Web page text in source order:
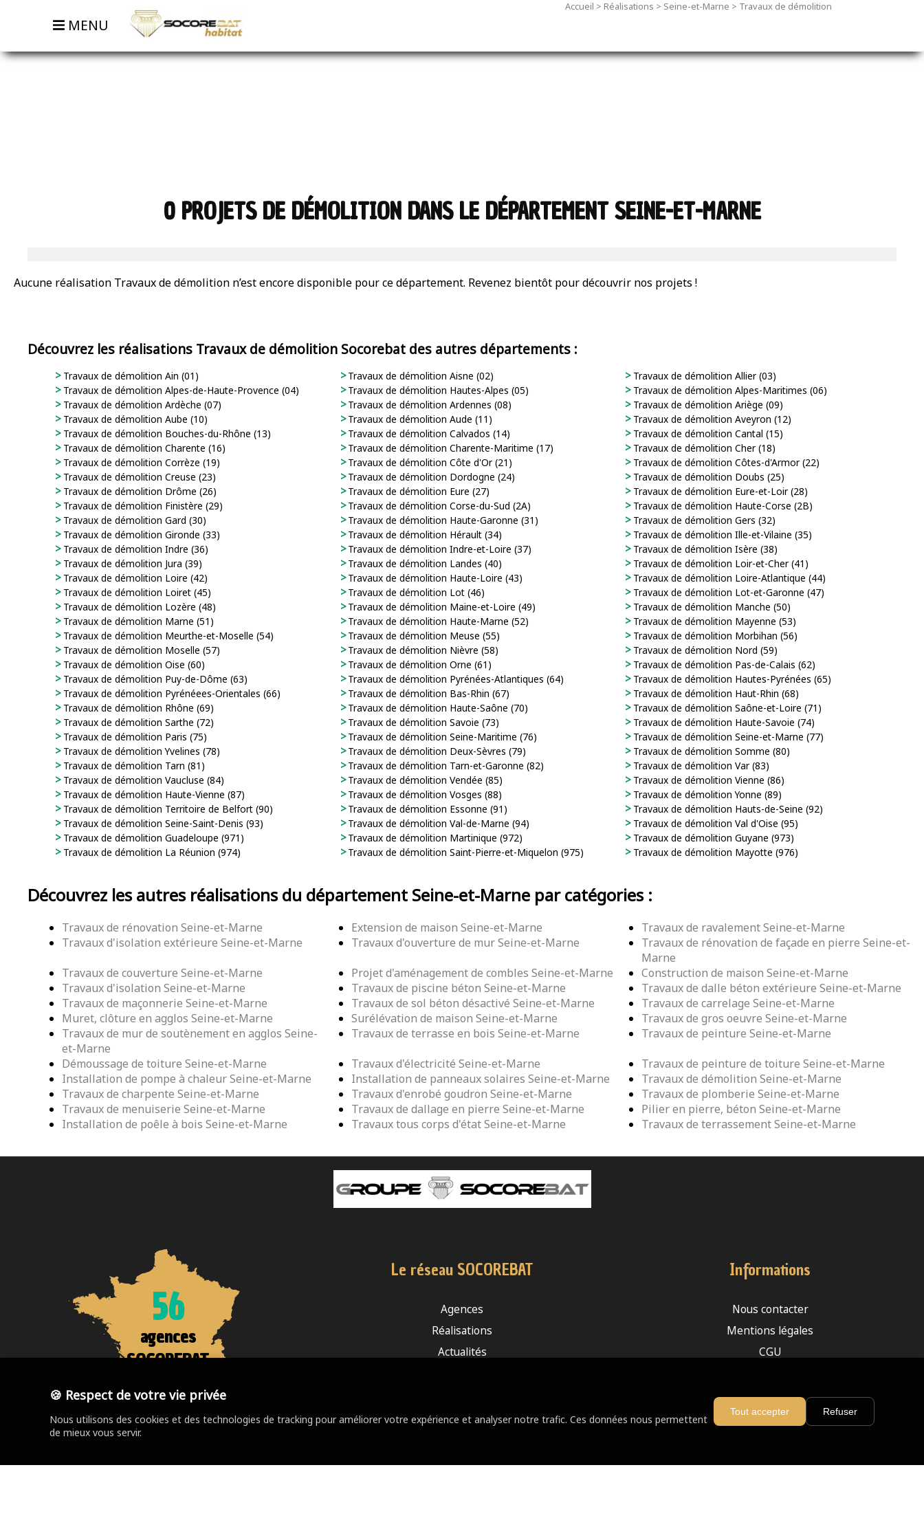
🍪 Respect de votre vie privée
Nous utilisons des cookies et des technologies de tracking pour améliorer votre expérience et analyser notre trafic. Ces données nous permettent
de mieux vous servir.
Tout accepter Refuser
MENU
Accueil > Réalisations > Seine-et-Marne > Travaux de démolition
0 PROJETS DE DÉMOLITION DANS LE DÉPARTEMENT SEINE-ET-MARNE
Aucune réalisation Travaux de démolition n’est encore disponible pour ce département. Revenez bientôt pour découvrir nos projets !
Découvrez les réalisations Travaux de démolition Socorebat des autres départements :
Travaux de démolition Ain (01) Travaux de démolition Aisne (02)
Travaux de démolition Allier (03)
Travaux de démolition Alpes-de-Haute-Provence (04)
Travaux de démolition Hautes-Alpes (05)
Travaux de démolition Alpes-Maritimes (06)
Travaux de démolition Ardèche (07)
Travaux de démolition Ardennes (08)
Travaux de démolition Ariège (09)
Travaux de démolition Aube (10)
Travaux de démolition Aude (11)
Travaux de démolition Aveyron (12)
Travaux de démolition Bouches-du-Rhône (13)
Travaux de démolition Calvados (14)
Travaux de démolition Cantal (15)
Travaux de démolition Charente (16)
Travaux de démolition Charente-Maritime (17)
Travaux de démolition Cher (18)
Travaux de démolition Corrèze (19)
Travaux de démolition Côte d'Or (21)
Travaux de démolition Côtes-d'Armor (22)
Travaux de démolition Creuse (23)
Travaux de démolition Dordogne (24)
Travaux de démolition Doubs (25)
Travaux de démolition Drôme (26)
Travaux de démolition Eure (27)
Travaux de démolition Eure-et-Loir (28)
Travaux de démolition Finistère (29)
Travaux de démolition Corse-du-Sud (2A)
Travaux de démolition Haute-Corse (2B)
Travaux de démolition Gard (30)
Travaux de démolition Haute-Garonne (31)
Travaux de démolition Gers (32)
Travaux de démolition Gironde (33)
Travaux de démolition Hérault (34)
Travaux de démolition Ille-et-Vilaine (35)
Travaux de démolition Indre (36)
Travaux de démolition Indre-et-Loire (37)
Travaux de démolition Isère (38)
Travaux de démolition Jura (39)
Travaux de démolition Landes (40)
Travaux de démolition Loir-et-Cher (41)
Travaux de démolition Loire (42)
Travaux de démolition Haute-Loire (43)
Travaux de démolition Loire-Atlantique (44)
Travaux de démolition Loiret (45)
Travaux de démolition Lot (46)
Travaux de démolition Lot-et-Garonne (47)
Travaux de démolition Lozère (48)
Travaux de démolition Maine-et-Loire (49)
Travaux de démolition Manche (50)
Travaux de démolition Marne (51)
Travaux de démolition Haute-Marne (52)
Travaux de démolition Mayenne (53)
Travaux de démolition Meurthe-et-Moselle (54)
Travaux de démolition Meuse (55)
Travaux de démolition Morbihan (56)
Travaux de démolition Moselle (57)
Travaux de démolition Nièvre (58)
Travaux de démolition Nord (59)
Travaux de démolition Oise (60)
Travaux de démolition Orne (61)
Travaux de démolition Pas-de-Calais (62)
Travaux de démolition Puy-de-Dôme (63)
Travaux de démolition Pyrénées-Atlantiques (64)
Travaux de démolition Hautes-Pyrénées (65)
Travaux de démolition Pyrénéees-Orientales (66)
Travaux de démolition Bas-Rhin (67)
Travaux de démolition Haut-Rhin (68)
Travaux de démolition Rhône (69)
Travaux de démolition Haute-Saône (70)
Travaux de démolition Saône-et-Loire (71)
Travaux de démolition Sarthe (72)
Travaux de démolition Savoie (73)
Travaux de démolition Haute-Savoie (74)
Travaux de démolition Paris (75)
Travaux de démolition Seine-Maritime (76)
Travaux de démolition Seine-et-Marne (77)
Travaux de démolition Yvelines (78)
Travaux de démolition Deux-Sèvres (79)
Travaux de démolition Somme (80)
Travaux de démolition Tarn (81)
Travaux de démolition Tarn-et-Garonne (82)
Travaux de démolition Var (83)
Travaux de démolition Vaucluse (84)
Travaux de démolition Vendée (85)
Travaux de démolition Vienne (86)
Travaux de démolition Haute-Vienne (87)
Travaux de démolition Vosges (88)
Travaux de démolition Yonne (89)
Travaux de démolition Territoire de Belfort (90)
Travaux de démolition Essonne (91)
Travaux de démolition Hauts-de-Seine (92)
Travaux de démolition Seine-Saint-Denis (93)
Travaux de démolition Val-de-Marne (94)
Travaux de démolition Val d'Oise (95)
Travaux de démolition Guadeloupe (971)
Travaux de démolition Martinique (972)
Travaux de démolition Guyane (973)
Travaux de démolition La Réunion (974)
Travaux de démolition Saint-Pierre-et-Miquelon (975) Travaux de démolition Mayotte (976)
Découvrez les autres réalisations du département Seine-et-Marne par catégories :
Travaux de rénovation Seine-et-Marne Extension de maison Seine-et-Marne
Travaux de ravalement Seine-et-Marne
Travaux d'isolation extérieure Seine-et-Marne
Travaux d'ouverture de mur Seine-et-Marne
Travaux de rénovation de façade en pierre Seine-et-
Marne
Travaux de couverture Seine-et-Marne
Projet d'aménagement de combles Seine-et-Marne
Construction de maison Seine-et-Marne
Travaux d'isolation Seine-et-Marne
Travaux de piscine béton Seine-et-Marne
Travaux de dalle béton extérieure Seine-et-Marne
Travaux de maçonnerie Seine-et-Marne
Travaux de sol béton désactivé Seine-et-Marne
Travaux de carrelage Seine-et-Marne
Muret, clôture en agglos Seine-et-Marne
Surélévation de maison Seine-et-Marne
Travaux de gros oeuvre Seine-et-Marne
Travaux de mur de soutènement en agglos Seine-
et-Marne
Travaux de terrasse en bois Seine-et-Marne
Travaux de peinture Seine-et-Marne
Démoussage de toiture Seine-et-Marne
Travaux d'électricité Seine-et-Marne
Travaux de peinture de toiture Seine-et-Marne
Installation de pompe à chaleur Seine-et-Marne
Installation de panneaux solaires Seine-et-Marne
Travaux de démolition Seine-et-Marne
Travaux de charpente Seine-et-Marne
Travaux d'enrobé goudron Seine-et-Marne
Travaux de plomberie Seine-et-Marne
Travaux de menuiserie Seine-et-Marne
Travaux de dallage en pierre Seine-et-Marne
Pilier en pierre, béton Seine-et-Marne
Installation de poêle à bois Seine-et-Marne
Travaux tous corps d'état Seine-et-Marne Travaux de terrassement Seine-et-Marne
56
agences
SOCOREBAT
Trouver votre agence
Le réseau SOCOREBAT
Agences
Réalisations
Actualités
Informations
Nous contacter
Mentions légales
CGU
Devenir franchisé